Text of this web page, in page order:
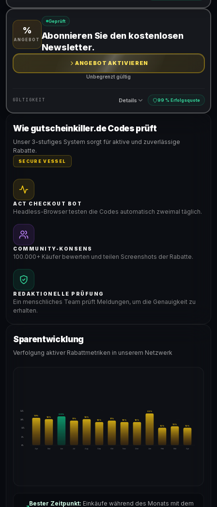
Gültig für teilnehmende Produkte
%
ANGEBOT
Geprüft
Abonnieren Sie den kostenlosen
Newsletter.
ANGEBOT AKTIVIEREN
Unbegrenzt gültig
GÜLTIGKEIT Details 99 % Erfolgsquote
Gültig für teilnehmende Produkte
Wie gutscheinkiller.de Codes prüft
Unser 3-stufiges System sorgt für aktive und zuverlässige
Rabatte.
SECURE VESSEL
ACT CHECKOUT BOT
Headless-Browser testen die Codes automatisch zweimal täglich.
COMMUNITY-KONSENS
100.000+ Käufer bewerten und teilen Screenshots der Rabatte.
REDAKTIONELLE PRÜFUNG
Ein menschliches Team prüft Meldungen, um die Genauigkeit zu
erhalten.
Sparentwicklung
Verfolgung aktiver Rabattmetriken in unserem Netzwerk
24%
18%
12%
6%
0%
Apr
19%
Mai
18%
Jun
20%
Jul
17%
Aug
18%
Sep
16%
Okt
17%
Nov
16%
Dez
16%
Jan
22%
Feb
12%
Mär
13%
Apr
12%
Bester Zeitpunkt: Einkäufe während des Monats mit dem